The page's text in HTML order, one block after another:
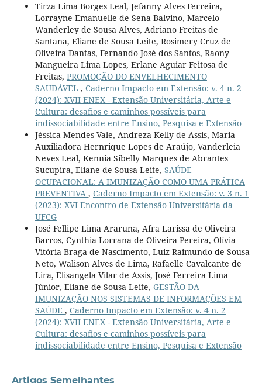
Tirza Lima Borges Leal, Jefanny Alves Ferreira,
Lorrayne Emanuelle de Sena Balvino, Marcelo
Wanderley de Sousa Alves, Adriano Freitas de
Santana, Eliane de Sousa Leite, Rosimery Cruz de
Oliveira Dantas, Fernando José dos Santos, Raony
Mangueira Lima Lopes, Erlane Aguiar Feitosa de
Freitas, PROMOÇÃO DO ENVELHECIMENTO
SAUDÁVEL , Caderno Impacto em Extensão: v. 4 n. 2
(2024): XVII ENEX - Extensão Universitária, Arte e
Cultura: desafios e caminhos possíveis para
indissociabilidade entre Ensino, Pesquisa e Extensão
Jéssica Mendes Vale, Andreza Kelly de Assis, Maria
Auxiliadora Hernrique Lopes de Araújo, Vanderleia
Neves Leal, Kennia Sibelly Marques de Abrantes
Sucupira, Eliane de Sousa Leite, SAÚDE
OCUPACIONAL: A IMUNIZAÇÃO COMO UMA PRÁTICA
PREVENTIVA , Caderno Impacto em Extensão: v. 3 n. 1
(2023): XVI Encontro de Extensão Universitária da
UFCG
José Fellipe Lima Araruna, Afra Larissa de Oliveira
Barros, Cynthia Lorrana de Oliveira Pereira, Olívia
Vitória Braga de Nascimento, Luiz Raimundo de Sousa
Neto, Walison Alves de Lima, Rafaelle Cavalcante de
Lira, Elisangela Vilar de Assis, José Ferreira Lima
Júnior, Eliane de Sousa Leite, GESTÃO DA
IMUNIZAÇÃO NOS SISTEMAS DE INFORMAÇÕES EM
SAÚDE , Caderno Impacto em Extensão: v. 4 n. 2
(2024): XVII ENEX - Extensão Universitária, Arte e
Cultura: desafios e caminhos possíveis para
indissociabilidade entre Ensino, Pesquisa e Extensão
Artigos Semelhantes